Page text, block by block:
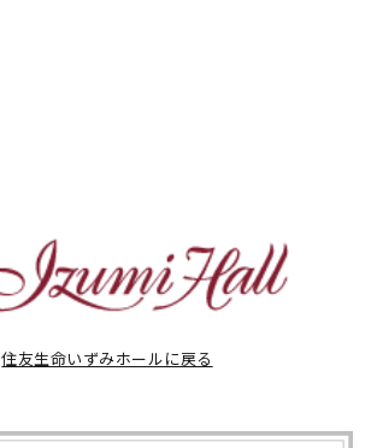
住友生命いずみホールに戻る